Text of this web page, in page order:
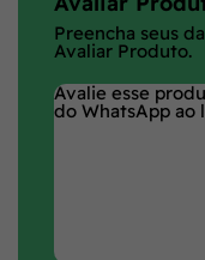
Preencha seus
Avaliar Produto.